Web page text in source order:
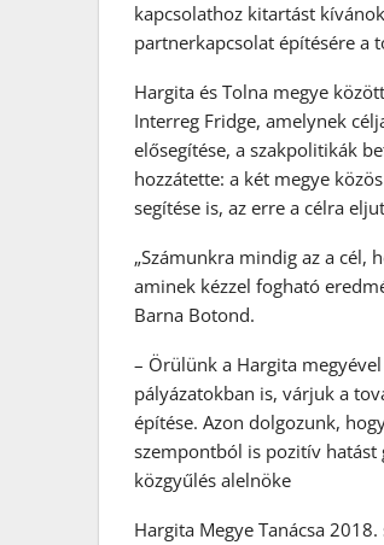
kapcsolathoz kitartást
partnerkapcsolat építésére a
Hargita és Tolna megye
Interreg Fridge, amelynek
elősegítése, a szakpolitikák
hozzátette: a két megye
segítése is, az erre a célra
„Számunkra mindig az a
aminek kézzel fogható
Barna Botond.
– Örülünk a Hargita
pályázatokban is, várjuk a
építése. Azon dolgozunk,
szempontból is pozitív hatást
közgyűlés alelnöke
Hargita Megye Tanácsa